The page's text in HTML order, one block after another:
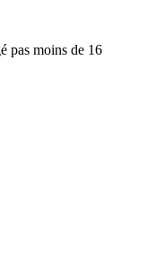
pas moins de 16